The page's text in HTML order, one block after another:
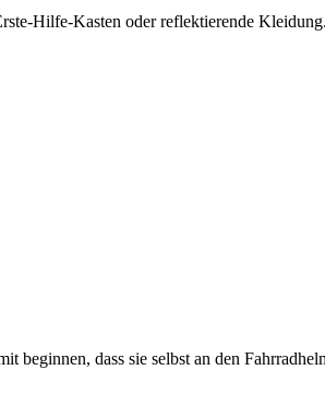
Hilfe-Kasten oder reflektierende Kleidung.
beginnen, dass sie selbst an den